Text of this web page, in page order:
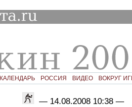
КАЛЕНДАРЬ РОССИЯ ВИДЕО ВОКРУГ
— 14.08.2008 10:38 —